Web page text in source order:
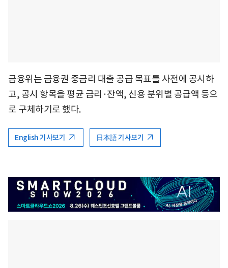
금융위는 금융권 중금리 대출 공급 목표를 사전에 공시하
고, 공시 항목을 평균 금리·잔액, 신용 분위별 공급액 등으
로 구체하기로 했다.
English 기사보기 日本語 기사보기